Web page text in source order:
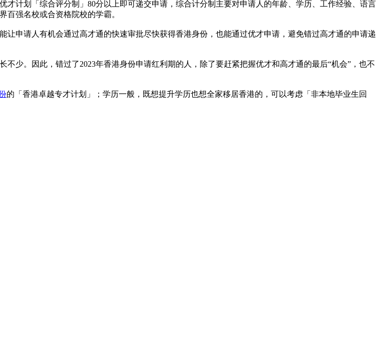
计划「综合评分制」80分以上即可递交申请，综合计分制主要对申请人的年龄、学历、工作经验、语言
百强名校或合资格院校的学霸。
申请人有机会通过高才通的快速审批尽快获得香港身份，也能通过优才申请，避免错过高才通的申请递
少。因此，错过了2023年香港身份申请红利期的人，除了要赶紧把握优才和高才通的最后“机会”，也不
的「香港卓越专才计划」；学历一般，既想提升学历也想全家移居香港的，可以考虑「非本地毕业生回